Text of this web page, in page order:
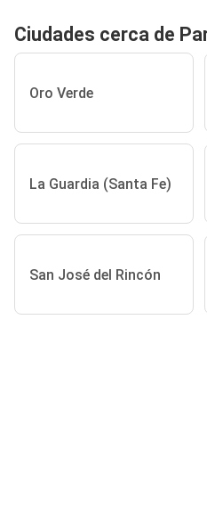
Ciudades cerca de
Oro Verde
La Guardia (Santa Fe)
San José del Rincón